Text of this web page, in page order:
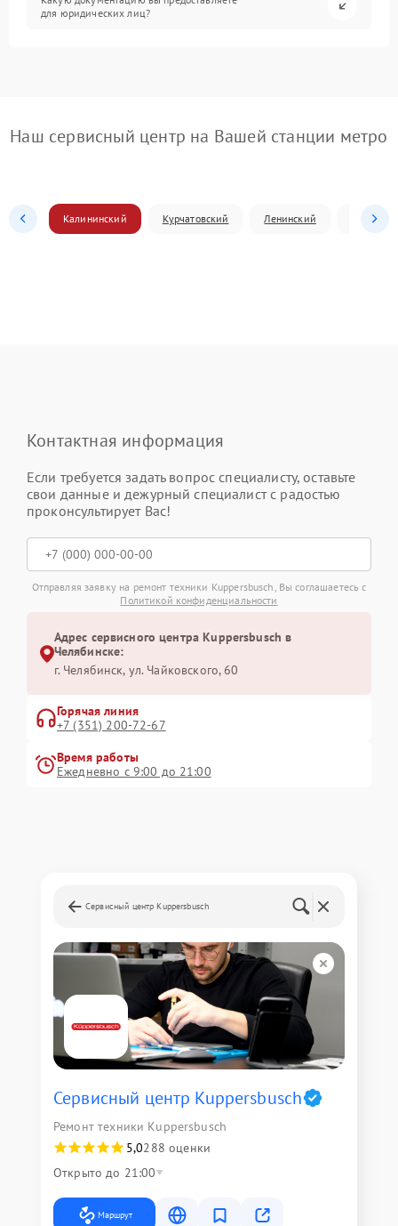
для юридических лиц?
Наш сервисный центр на Вашей станции метро
Калининский Курчатовский Ленинский
Контактная информация
Если требуется задать вопрос специалисту, оставьте
свои данные и дежурный специалист с радостью
проконсультирует Вас!
Отправляя заявку на ремонт техники Kuppersbusch, Вы соглашаетесь с
Политикой конфиденциальности
Адрес сервисного центра Kuppersbusch в
Челябинске:
г. Челябинск, ул. Чайковского, 60
Горячая линия
+7 (351) 200-72-67
Время работы
Ежедневно с 9:00 до 21:00
Сервисный центр Kuppersbusch
Сервисный центр Kuppersbusch
Ремонт техники Kuppersbusch
5,0288 оценки
Открыто до 21:00
Маршрут